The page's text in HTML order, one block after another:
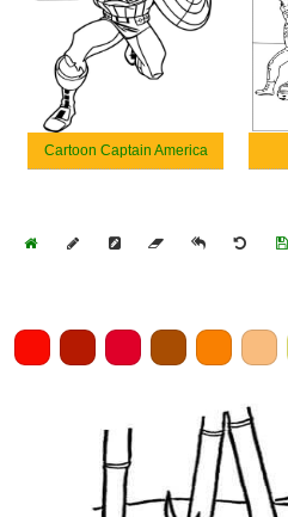
Cartoon Captain America